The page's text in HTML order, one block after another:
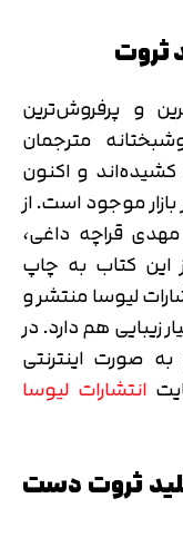
ثروت
و پرفروش‌ترین
مترجمان
و اکنون
موجود است. از
قراچه داغی،
این کتاب به چاپ
لیوسا منتشر و
زیبایی هم دارد. در
صورت اینترنتی
انتشارات لیوسا
ثروت دست